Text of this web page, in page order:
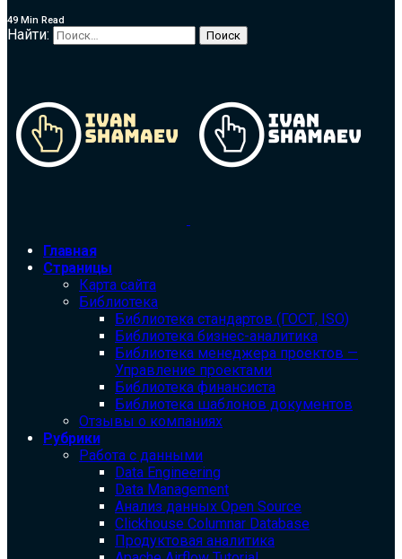
49 Min Read
Найти:
Главная
Страницы
Карта сайта
Библиотека
Библиотека cтандартов (ГОСТ, ISO)
Библиотека бизнес-аналитика
Библиотека менеджера проектов —
Управление проектами
Библиотека финансиста
Библиотека шаблонов документов
Отзывы о компаниях
Рубрики
Работа с данными
Data Engineering
Data Management
Анализ данных Open Source
Clickhouse Columnar Database
Продуктовая аналитика